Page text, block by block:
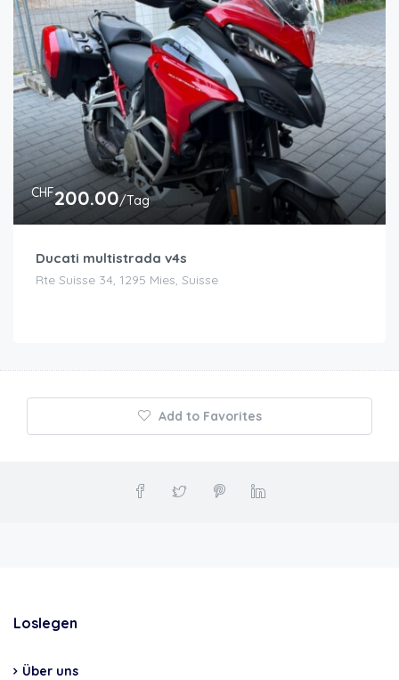
CHF200.00/Tag
Ducati multistrada v4s
Rte Suisse 34, 1295 Mies, Suisse
Add to Favorites
Loslegen
Über uns